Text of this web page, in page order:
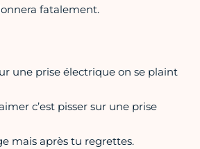
fatalement.
une prise électrique on se plaint
c’est pisser sur une prise
mais après tu regrettes.